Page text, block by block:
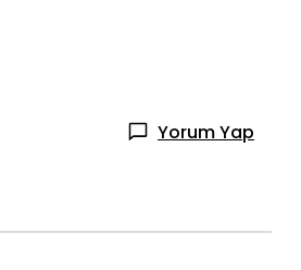
Yorum Yap